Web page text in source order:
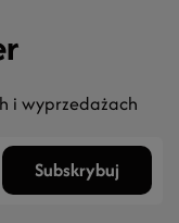
i wyprzedażach